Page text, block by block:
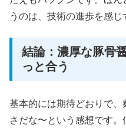
うのは、技術の進歩を感じ
結論：濃厚な豚骨
っと合う
基本的には期待どおりで
さだな〜という感想です